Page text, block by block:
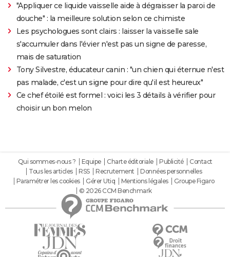
"Appliquer ce liquide vaisselle aide à dégraisser la paroi de
douche" : la meilleure solution selon ce chimiste
Les psychologues sont clairs : laisser la vaisselle sale
s'accumuler dans l'évier n'est pas un signe de paresse,
mais de saturation
Tony Silvestre, éducateur canin : "un chien qui éternue n'est
pas malade, c'est un signe pour dire qu'il est heureux"
Ce chef étoilé est formel : voici les 3 détails à vérifier pour
choisir un bon melon
Qui sommes-nous ? Equipe Charte éditoriale Publicité
Contact
Tous les articles
RSS Recrutement
Données personnelles
Paramétrer les cookies
Gérer Utiq Mentions légales
Groupe Figaro
© 2026 CCM Benchmark